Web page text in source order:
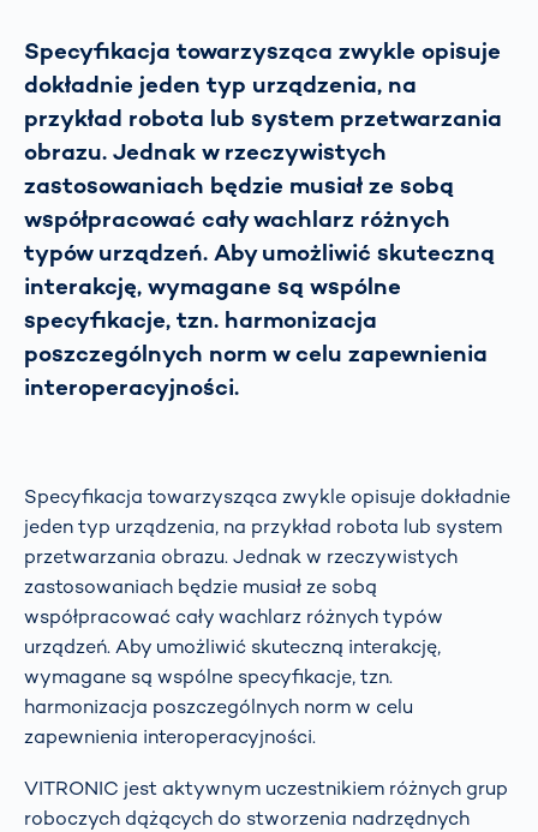
Specyfikacja towarzysząca zwykle opisuje
dokładnie jeden typ urządzenia, na
przykład robota lub system przetwarzania
obrazu. Jednak w rzeczywistych
zastosowaniach będzie musiał ze sobą
współpracować cały wachlarz różnych
typów urządzeń. Aby umożliwić skuteczną
interakcję, wymagane są wspólne
specyfikacje, tzn. harmonizacja
poszczególnych norm w celu zapewnienia
interoperacyjności.
Specyfikacja towarzysząca zwykle opisuje dokładnie
jeden typ urządzenia, na przykład robota lub system
przetwarzania obrazu. Jednak w rzeczywistych
zastosowaniach będzie musiał ze sobą
współpracować cały wachlarz różnych typów
urządzeń. Aby umożliwić skuteczną interakcję,
wymagane są wspólne specyfikacje, tzn.
harmonizacja poszczególnych norm w celu
zapewnienia interoperacyjności.
VITRONIC jest aktywnym uczestnikiem różnych grup
roboczych dążących do stworzenia nadrzędnych